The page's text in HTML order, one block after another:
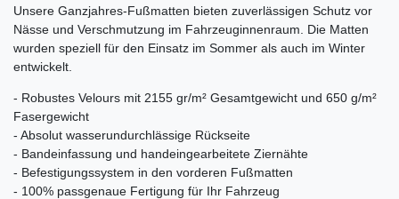
Unsere Ganzjahres-Fußmatten bieten zuverlässigen Schutz vor
Nässe und Verschmutzung im Fahrzeuginnenraum. Die Matten
wurden speziell für den Einsatz im Sommer als auch im Winter
entwickelt.
- Robustes Velours mit 2155 gr/m² Gesamtgewicht und 650 g/m²
Fasergewicht
- Absolut wasserundurchlässige Rückseite
- Bandeinfassung und handeingearbeitete Ziernähte
- Befestigungssystem in den vorderen Fußmatten
- 100% passgenaue Fertigung für Ihr Fahrzeug